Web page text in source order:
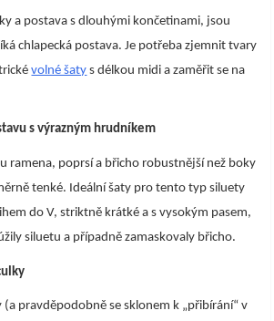
a postava s dlouhými končetinami, jsou
chlapecká postava. Je potřeba zjemnit tvary
volné šaty s délkou midi a zaměřit se na
s výrazným hrudníkem
ramena, poprsí a břicho robustnější než boky
tenké. Ideální šaty pro tento typ siluety
do V, striktně krátké a s vysokým pasem,
siluetu a případně zamaskovaly břicho.
(a pravděpodobně se sklonem k „přibírání“ v